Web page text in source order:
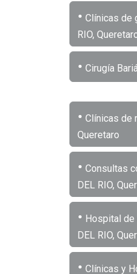
• Clínicas de
RIO,
• Cirugía
• Clínicas de
Queretaro
• Consultas
DEL RIO,
• Hospital de
DEL RIO,
• Clínicas y